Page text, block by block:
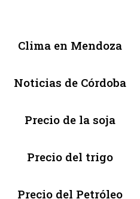
Clima en Mendoza
Noticias de Córdoba
Precio de la soja
Precio del trigo
Precio del Petróleo